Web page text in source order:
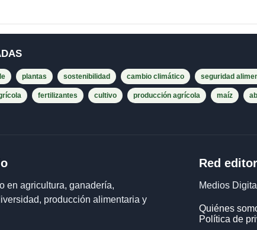
plantas sostenibilidad cambio climático seguridad
fertilizantes cultivo producción agrícola maíz
en agricultura, ganadería,
producción alimentaria y
Red
Medios
Quiénes
Política de